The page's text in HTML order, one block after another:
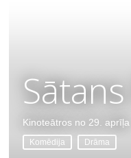
Kinoteātros no 29. aprīļa
Komēdija Drāma